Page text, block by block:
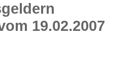
19.02.2007